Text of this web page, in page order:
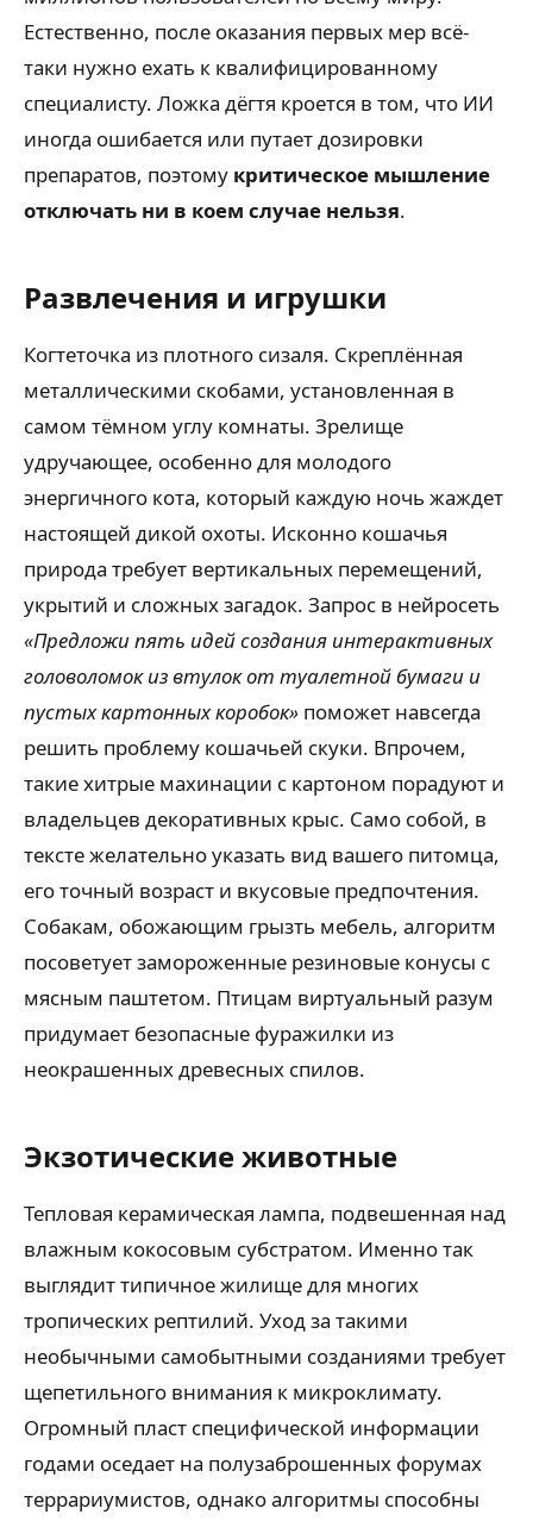
Естественно, после оказания первых мер всё-
таки нужно ехать к квалифицированному
специалисту. Ложка дёгтя кроется в том, что ИИ
иногда ошибается или путает дозировки
препаратов, поэтому критическое мышление
отключать ни в коем случае нельзя.
Развлечения и игрушки
Когтеточка из плотного сизаля. Скреплённая
металлическими скобами, установленная в
самом тёмном углу комнаты. Зрелище
удручающее, особенно для молодого
энергичного кота, который каждую ночь жаждет
настоящей дикой охоты. Исконно кошачья
природа требует вертикальных перемещений,
укрытий и сложных загадок. Запрос в нейросеть
«Предложи пять идей создания интерактивных
головоломок из втулок от туалетной бумаги и
пустых картонных коробок» поможет навсегда
решить проблему кошачьей скуки. Впрочем,
такие хитрые махинации с картоном порадуют и
владельцев декоративных крыс. Само собой, в
тексте желательно указать вид вашего питомца,
его точный возраст и вкусовые предпочтения.
Собакам, обожающим грызть мебель, алгоритм
посоветует замороженные резиновые конусы с
мясным паштетом. Птицам виртуальный разум
придумает безопасные фуражилки из
неокрашенных древесных спилов.
Экзотические животные
Тепловая керамическая лампа, подвешенная над
влажным кокосовым субстратом. Именно так
выглядит типичное жилище для многих
тропических рептилий. Уход за такими
необычными самобытными созданиями требует
щепетильного внимания к микроклимату.
Огромный пласт специфической информации
годами оседает на полузаброшенных форумах
террариумистов, однако алгоритмы способны